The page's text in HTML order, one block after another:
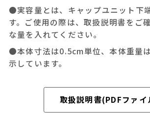
●実容量とは、キャップユニット下
す。ご使用の際は、取扱説明書をご
な量を入れてください。
●本体寸法は0.5cm単位、本体重量
示しています。
取扱説明書(PDFファイ